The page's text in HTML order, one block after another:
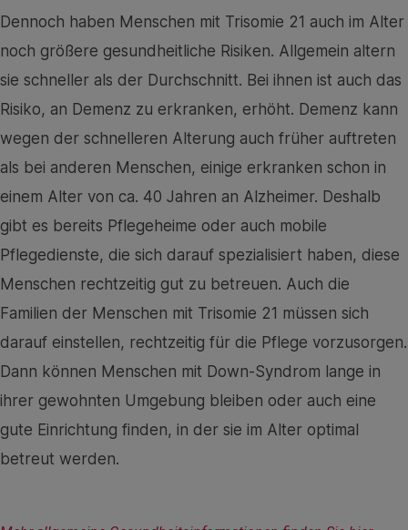
Dennoch haben Menschen mit Trisomie 21 auch im Alter
noch größere gesundheitliche Risiken. Allgemein altern
sie schneller als der Durchschnitt. Bei ihnen ist auch das
Risiko, an Demenz zu erkranken, erhöht. Demenz kann
wegen der schnelleren Alterung auch früher auftreten
als bei anderen Menschen, einige erkranken schon in
einem Alter von ca. 40 Jahren an Alzheimer. Deshalb
gibt es bereits Pflegeheime oder auch mobile
Pflegedienste, die sich darauf spezialisiert haben, diese
Menschen rechtzeitig gut zu betreuen. Auch die
Familien der Menschen mit Trisomie 21 müssen sich
darauf einstellen, rechtzeitig für die Pflege vorzusorgen.
Dann können Menschen mit Down-Syndrom lange in
ihrer gewohnten Umgebung bleiben oder auch eine
gute Einrichtung finden, in der sie im Alter optimal
betreut werden.